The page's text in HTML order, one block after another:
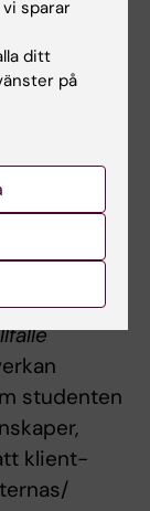
den
förrän
att delta i
är inte
dock
av plats
studenten
klient-
sparar
ditt
på